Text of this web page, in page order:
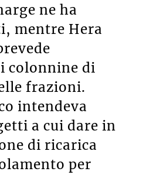
ne ha
mentre Hera
colonnine di
frazioni.
intendeva
a cui dare in
di ricarica
per